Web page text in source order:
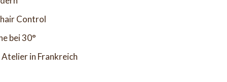
Control
bei 30°
in Frankreich